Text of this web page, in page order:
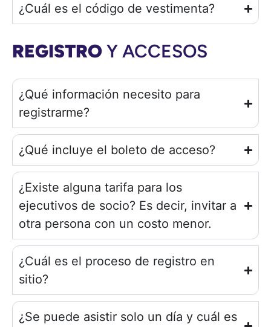
¿Cuál es el código de vestimenta?
REGISTROY ACCESOS
¿Qué información necesito para
registrarme?
¿Qué incluye el boleto de acceso?
¿Existe alguna tarifa para los
ejecutivos de socio? Es decir, invitar a
otra persona con un costo menor.
¿Cuál es el proceso de registro en
sitio?
¿Se puede asistir solo un día y cuál es